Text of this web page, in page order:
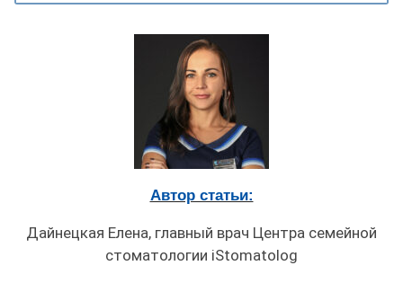
Автор статьи:
Дайнецкая Елена, главный врач Центра семейной
стоматологии iStomatolog